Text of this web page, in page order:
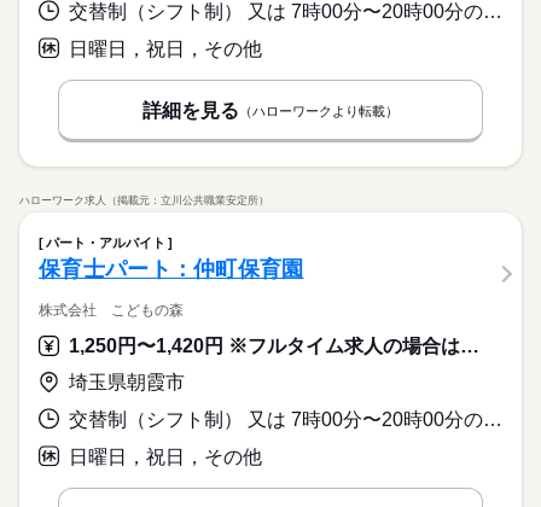
交替制（シフト制） 又は 7時00分〜20時00分の時間の間の5時間以上
日曜日，祝日，その他
詳細を見る （ハローワークより転載）
ハローワーク求人（掲載元：立川公共職業安定所）
パート・アルバイト
保育士パート：仲町保育園
株式会社 こどもの森
1,250円〜1,420円 ※フルタイム求人の場合は月額（換算額）、パート求人の場合は時間額を表示しています。
埼玉県朝霞市
交替制（シフト制） 又は 7時00分〜20時00分の時間の間の5時間以上
日曜日，祝日，その他